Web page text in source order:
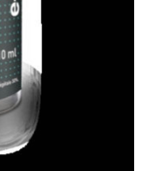
votre navigation. Vous
cliquant sur